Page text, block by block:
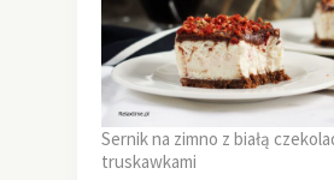
Sernik na zimno z białą
truskawkami